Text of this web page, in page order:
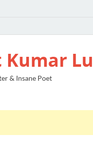
Kumar
& Insane Poet